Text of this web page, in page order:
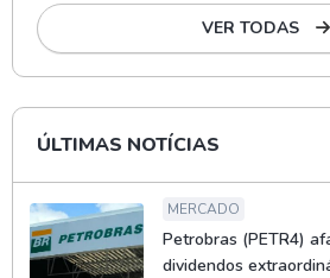
VER TODAS
ÚLTIMAS NOTÍCIAS
MERCADO
Petrobras (PETR4)
dividendos